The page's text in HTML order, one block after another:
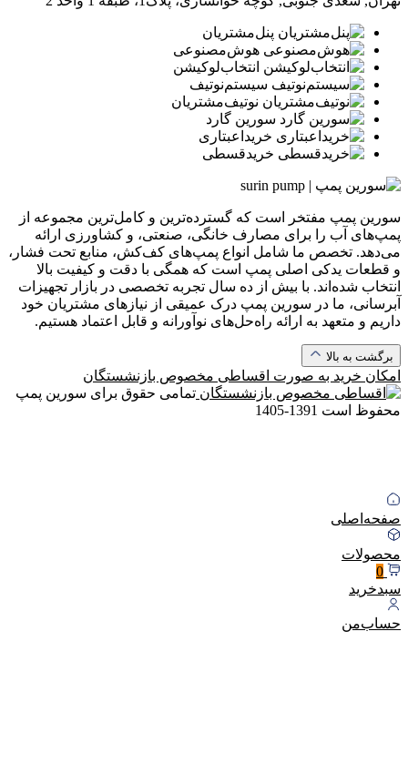
پنل‌مشتریان
هوش‌مصنوعی
انتخاب‌لوکیشن
سیستم‌نوتیف
نوتیف‌مشتریان
سورین گارد
خرید‌اعبتاری
خرید‌قسطی
سورین پمپ مفتخر است که گسترده‌ترین و کامل‌ترین مجموعه از
پمپ‌های آب را برای مصارف خانگی، صنعتی، و کشاورزی ارائه
می‌دهد. تخصص ما شامل انواع پمپ‌های کف‌کش، منابع تحت فشار،
و قطعات یدکی اصلی پمپ است که همگی با دقت و کیفیت بالا
انتخاب شده‌اند. با بیش از ده سال تجربه تخصصی در بازار تجهیزات
آبرسانی، ما در سورین پمپ درک عمیقی از نیازهای مشتریان خود
داریم و متعهد به ارائه راه‌حل‌های نوآورانه و قابل اعتماد هستیم.
برگشت به بالا
امکان خرید به صورت اقساطی مخصوص بازنشستگان
تمامی حقوق برای سورین پمپ
محفوظ است 1391-1405
صفحه‌اصلی
محصولات
0
سبد‌خرید
حساب‌من